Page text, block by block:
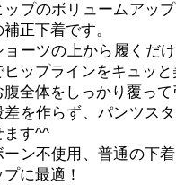
ップのボリュームアッ
補正下着です。
ョーツの上から履くだ
ヒップラインをキュッ
腹全体をしっかり覆っ
差を作らず、パンツス
ます^^
ーン不使用、普通の下
プに最適！